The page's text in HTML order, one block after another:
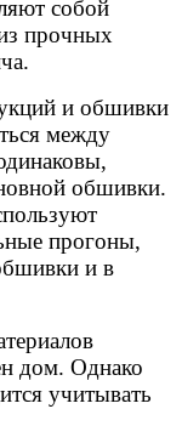
собой
прочных
и обшивки
между
обшивки.
прогоны,
и в
дом. Однако
учитывать